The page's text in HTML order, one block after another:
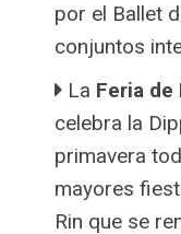
por el Ballet
conjuntos
La Feria de
celebra la
primavera
mayores
Rin que se